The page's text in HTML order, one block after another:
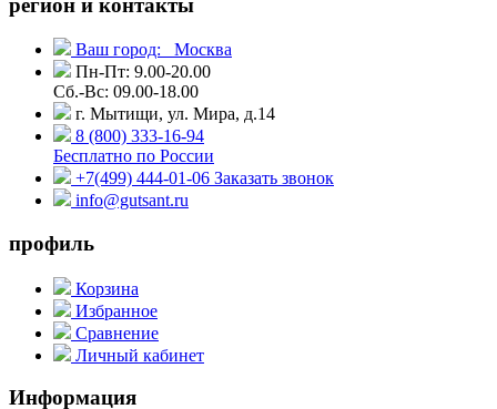
Ваш город:
Москва
Пн-Пт: 9.00-20.00
Сб.-Вс: 09.00-18.00
г. Мытищи, ул. Мира, д.14
8 (800) 333-16-94
Бесплатно по России
+7(499) 444-01-06 Заказать звонок
info@gutsant.ru
профиль
Корзина
Избранное
Сравнение
Личный кабинет
Информация